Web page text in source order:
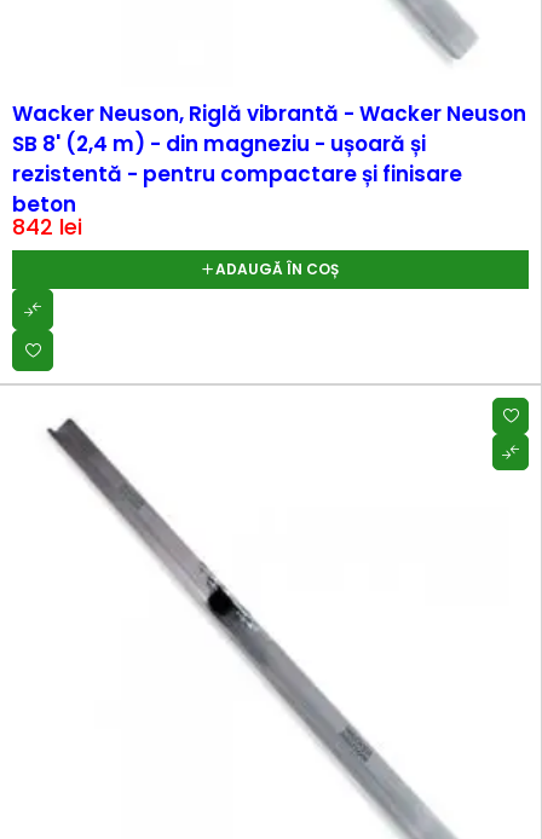
Wacker Neuson, Riglă vibrantă - Wacker Neuson
SB 8' (2,4 m) - din magneziu - ușoară și
rezistentă - pentru compactare și finisare
beton
842 lei
ADAUGĂ ÎN COȘ